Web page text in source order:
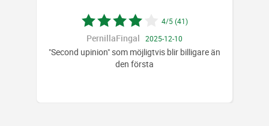
4/5 (41)
PernillaFingal 2025-12-10
"Second upinion" som möjligtvis blir billigare än
den första